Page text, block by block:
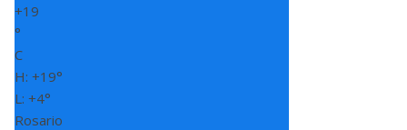
+19
°
C
H: +19°
L: +4°
Rosario